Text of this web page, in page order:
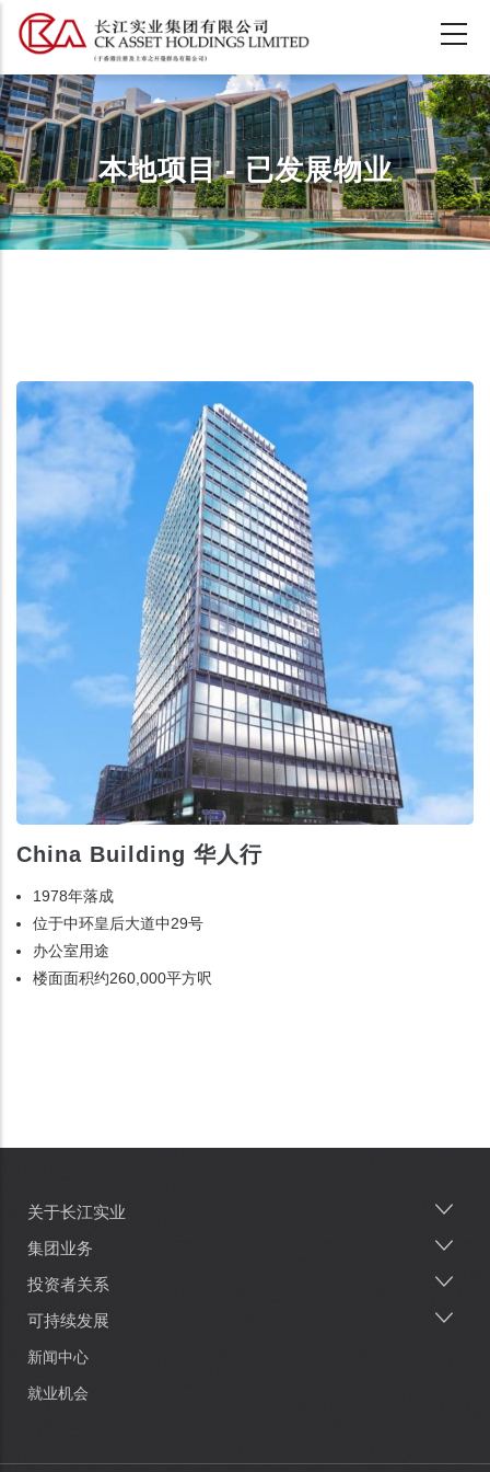
主
要
内
容
本地项目 - 已发展物业
China Building 华人行
1978年落成
位于中环皇后大道中29号
办公室用途
楼面面积约260,000平方呎
Main
navigation
关于长江实业
集团业务
投资者关系
可持续发展
新闻中心
就业机会